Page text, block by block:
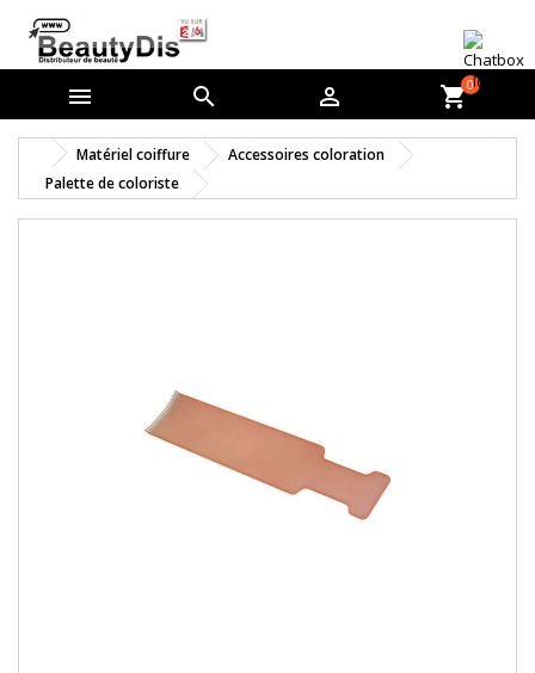
   shopping_cart0
Matériel coiffure
Accessoires coloration
Palette de coloriste